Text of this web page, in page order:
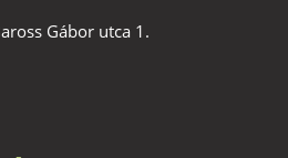
Gábor utca 1.